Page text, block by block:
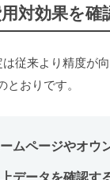
対効果を確
従来より精度が
とおりです。
ムページやオウ